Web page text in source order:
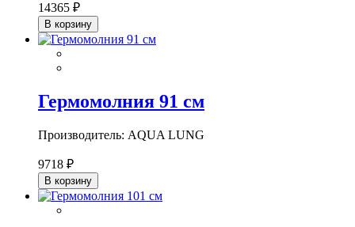
14365 ₽
В корзину
Гермомолния 91 см
Производитель: AQUA LUNG
9718 ₽
В корзину